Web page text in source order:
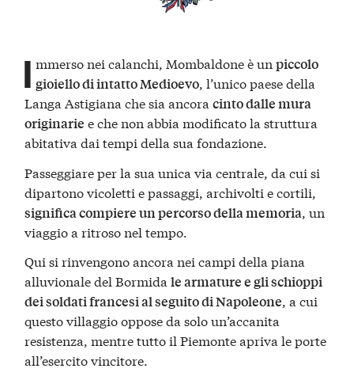
I mmerso nei calanchi, Mombaldone è unpiccolo
gioiello di intatto Medioevo, l’unico paese della
Langa Astigiana che sia ancoracinto dalle mura
originarie e che non abbia modificato la struttura
abitativa dai tempi della sua fondazione.
Passeggiare per la sua unica via centrale, da cui si
dipartono vicoletti e passaggi, archivolti e cortili,
significa compiere un percorso della memoria, un
viaggio a ritroso nel tempo.
Qui si rinvengono ancora nei campi della piana
alluvionale del Bormidale armature e gli schioppi
dei soldati francesi al seguito di Napoleone, a cui
questo villaggio oppose da solo un’accanita
resistenza, mentre tutto il Piemonte apriva le porte
all’esercito vincitore.